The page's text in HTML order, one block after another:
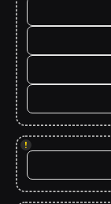
!